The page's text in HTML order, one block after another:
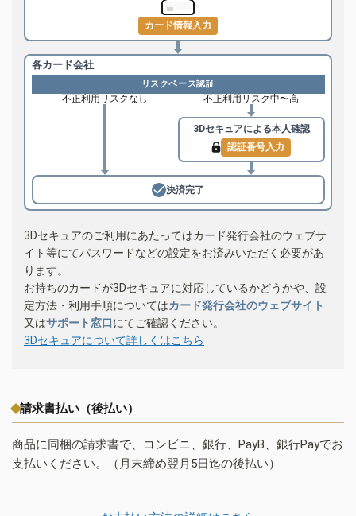
カード情報入力
各カード会社
リスクベース認証
不正利用リスクなし 不正利用リスク中〜高
3Dセキュアによる本人確認
認証番号入力
決済完了
3Dセキュアのご利用にあたってはカード発行会社のウェブサ
イト等にてパスワードなどの設定をお済みいただく必要があ
ります。
お持ちのカードが3Dセキュアに対応しているかどうかや、設
定方法・利用手順についてはカード発行会社のウェブサイト
又はサポート窓口にてご確認ください。
3Dセキュアについて詳しくはこちら
請求書払い（後払い）
商品に同梱の請求書で、コンビニ、銀行、PayB、銀行Payでお
支払いください。（月末締め翌月5日迄の後払い）